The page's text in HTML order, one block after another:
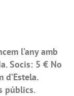
l’any amb
Socis: 5 € No
d’Estela.
públics.